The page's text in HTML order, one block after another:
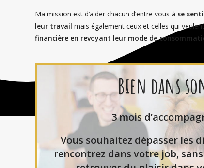
Ma mission est d’aider chacun d’entre vous à se
leur travail mais également ceux et celles qui
financière en revoyant leur mode de
Bien dans
3 mois
Vous souhaitez dépasser les
rencontrez dans votre job,